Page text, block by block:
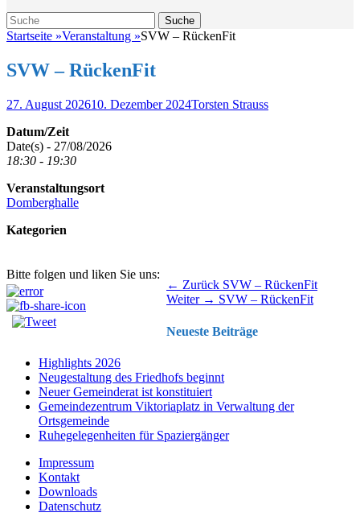
Suche
Suche
nach:
Startseite »Veranstaltung »SVW – RückenFit
SVW – RückenFit
Veröffentlicht
27. August 202610. Dezember 2024Autor
Torsten Strauss
Datum/Zeit
Date(s) - 27/08/2026
18:30 - 19:30
Veranstaltungsort
Domberghalle
Kategorien
Bitte folgen und liken Sie uns:
Beitragsnavigation ← Zurück Vorhergehender
Beitrag:
SVW – RückenFit
Weiter → Nächster
SVW – RückenFit
Neueste Beiträge
Highlights 2026
Neugestaltung des Friedhofs beginnt
Neuer Gemeinderat ist konstituiert
Gemeindezentrum Viktoriaplatz in Verwaltung der
Ortsgemeinde
Ruhegelegenheiten für Spaziergänger
Impressum
Kontakt
Downloads
Datenschutz